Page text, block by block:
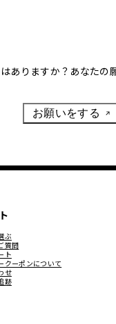
ありますか？あなたの
お願いをする
ぶ
質問
ト
クーポンについて
せ
跡